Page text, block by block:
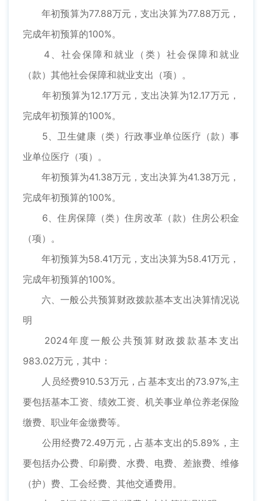
年初预算为77.88万元，支出决算为77.88万元，
完成年初预算的100%。
4、社会保障和就业（类）社会保障和就业
（款）其他社会保障和就业支出（项）。
年初预算为12.17万元，支出决算为12.17万元，
完成年初预算的100%。
5、卫生健康（类）行政事业单位医疗（款）事
业单位医疗（项）。
年初预算为41.38万元，支出决算为41.38万元，
完成年初预算的100%。
6、住房保障（类）住房改革（款）住房公积金
（项）。
年初预算为58.41万元，支出决算为58.41万元，
完成年初预算的100%。
六、一般公共预算财政拨款基本支出决算情况说
明
2024年度一般公共预算财政拨款基本支出
983.02万元，其中：
人员经费910.53万元，占基本支出的73.97%,主
要包括基本工资、绩效工资、机关事业单位养老保险
缴费、职业年金缴费等。
公用经费72.49万元，占基本支出的5.89%，主
要包括办公费、印刷费、水费、电费、差旅费、维修
（护）费、工会经费、其他交通费用。